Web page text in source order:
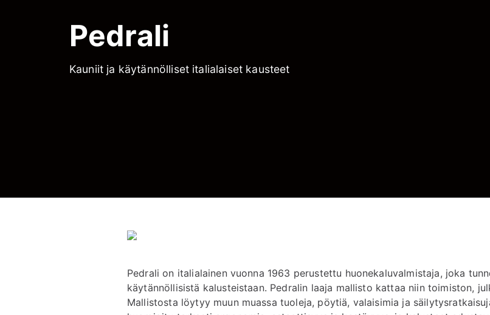
Pedrali
Kauniit ja käytännölliset italialaiset kausteet
Pedrali on italialainen vuonna 1963 perustettu huonekaluvalmistaja, joka
käytännöllisistä kalusteistaan. Pedralin laaja mallisto kattaa niin toimiston,
Mallistosta löytyy muun muassa tuoleja, pöytiä, valaisimia ja